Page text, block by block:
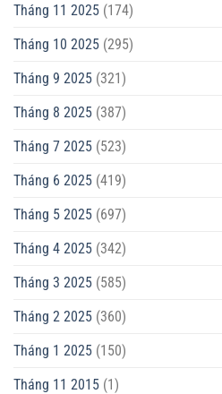
Tháng 11 2025 (174)
Tháng 10 2025 (295)
Tháng 9 2025 (321)
Tháng 8 2025 (387)
Tháng 7 2025 (523)
Tháng 6 2025 (419)
Tháng 5 2025 (697)
Tháng 4 2025 (342)
Tháng 3 2025 (585)
Tháng 2 2025 (360)
Tháng 1 2025 (150)
Tháng 11 2015 (1)